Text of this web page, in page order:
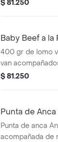
$ 81.250
Baby Beef a la
400 gr de lomo
van
papas .
$ 81.250
Punta de
Punta de anca
acompañada de